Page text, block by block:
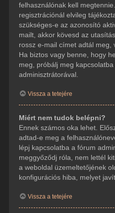
felhasználónak kell
regisztrációnál elvileg
szükséges-e az azonosító
mailt, akkor kövesd az
rossz e-mail címet adtál meg,
Ha biztos vagy benne, hogy
meg, próbálj meg
adminisztrátorával.
Vissza a tetejére
Miért nem tudok belépni?
Ennek számos oka lehet.
adtad-e meg a
lépj kapcsolatba a fórum
meggyőződj róla, nem lettél
a weboldal üzemeltetőjének
konfigurációs hiba, melyet
Vissza a tetejére